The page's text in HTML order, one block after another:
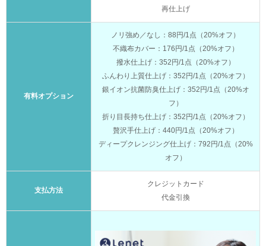
再仕上げ
有料オプション
ノリ強め／なし：88円/1点（20%オフ）
不織布カバー：176円/1点（20%オフ）
撥水仕上げ：352円/1点（20%オフ）
ふんわり上質仕上げ：352円/1点（20%オフ）
銀イオン抗菌防臭仕上げ：352円/1点（20%オ
フ）
折り目長持ち仕上げ：352円/1点（20%オフ）
贅沢手仕上げ：440円/1点（20%オフ）
ディープクレンジング仕上げ：792円/1点（20%
オフ）
支払方法
クレジットカード
代金引換